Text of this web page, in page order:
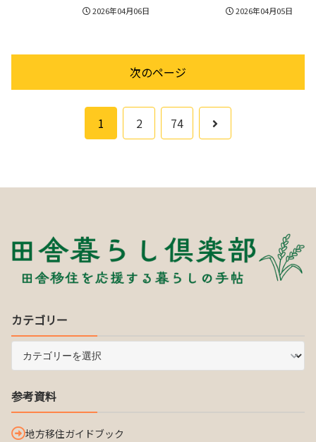
ク、収入源、医療・買い物環
居選びのコツ、自治体の補助金
や住民票・税金の手続きも具体
的にまとめ、成功する移住判断
2026年04月06日
ックリストと実践的なロードマ
案内し移住後の不安を減らしま
の物件タイプも紹介。
2026年04月05日
次のページ
1 2 74
次
カテゴリー
参考資料
地方移住ガイドブック